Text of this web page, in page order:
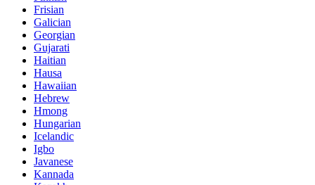
Frisian
Galician
Georgian
Gujarati
Haitian
Hausa
Hawaiian
Hebrew
Hmong
Hungarian
Icelandic
Igbo
Javanese
Kannada